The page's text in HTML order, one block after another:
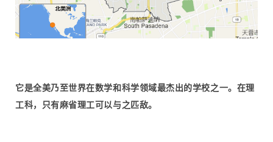
它是全美乃至世界在数学和科学领域最杰出的学校之一。在理
工科，只有麻省理工可以与之匹敌。